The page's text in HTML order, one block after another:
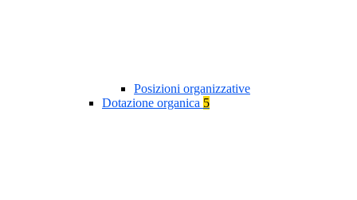
Posizioni organizzative
Dotazione organica 5